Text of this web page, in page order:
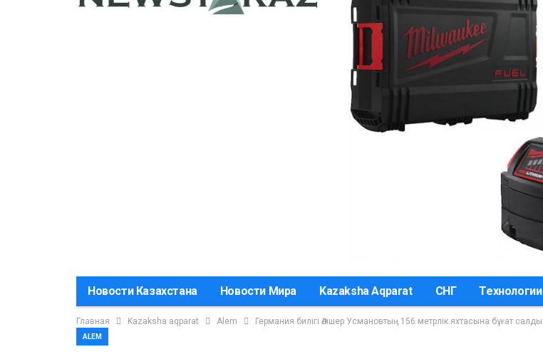
Новости Казахстана Новости Мира Kazaksha Aqparat СНГ Технологии
Главная Kazaksha aqparat Alem Германия билігі Әлішер Усмановтың 156 метрлік яхтасына бұғат салды
ALEM